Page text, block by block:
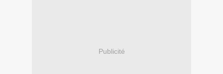
Publicité